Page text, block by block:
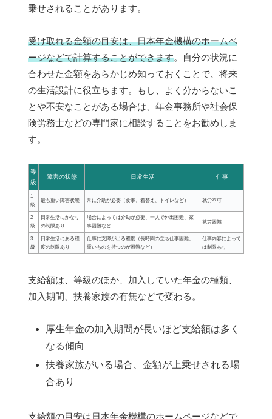
乗せされることがあります。
受け取れる金額の目安は、日本年金機構のホームペ
ージなどで計算することができます。自分の状況に
合わせた金額をあらかじめ知っておくことで、将来
の生活設計に役立ちます。もし、よく分からないこ
とや不安なことがある場合は、年金事務所や社会保
険労務士などの専門家に相談することをお勧めしま
す。
等
級
障害の状態 日常生活 仕事
1
級
最も重い障害状態 常に介助が必要（食事、着替え、トイレなど） 就労不可
2
級
日常生活にかなり
の制限あり
場合によっては介助が必要、一人で外出困難、家
事困難など
就労困難
3
級
日常生活にある程
度の制限あり
仕事に支障が出る程度（長時間の立ち仕事困難、
重いものを持つのが困難など）
仕事内容によって
は制限あり
支給額は、等級のほか、加入していた年金の種類、
加入期間、扶養家族の有無などで変わる。
厚生年金の加入期間が長いほど支給額は多く
なる傾向
扶養家族がいる場合、金額が上乗せされる場
合あり
支給額の目安は日本年金機構のホームページなどで